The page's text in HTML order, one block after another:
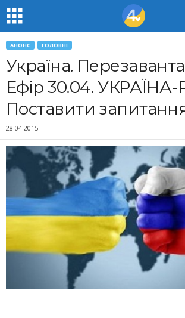
АНОНС ГОЛОВНІ
Україна.
Ефір 30.04. УКРАЇНА-
Поставити
28.04.2015